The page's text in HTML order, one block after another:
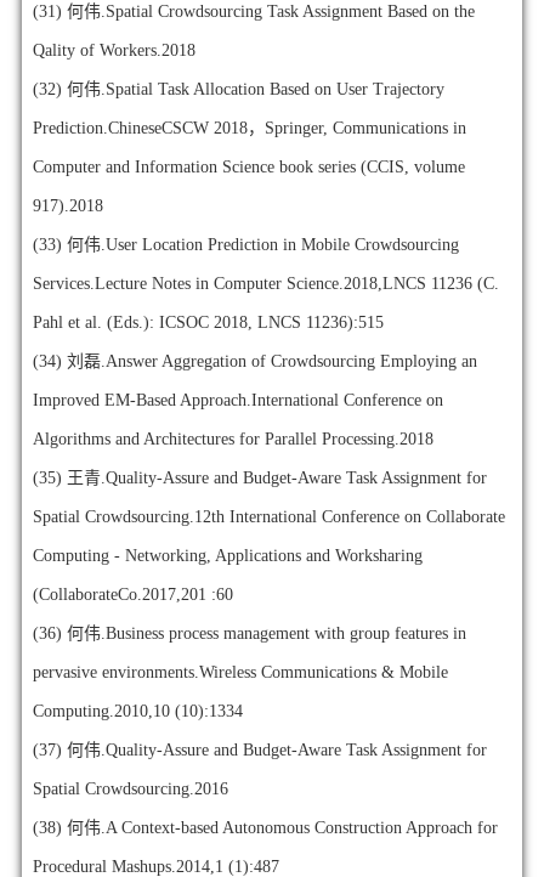
(31) 何伟.Spatial Crowdsourcing Task Assignment Based on the
Qality of Workers.2018
(32) 何伟.Spatial Task Allocation Based on User Trajectory
Prediction.ChineseCSCW 2018，Springer, Communications in
Computer and Information Science book series (CCIS, volume
917).2018
(33) 何伟.User Location Prediction in Mobile Crowdsourcing
Services.Lecture Notes in Computer Science.2018,LNCS 11236 (C.
Pahl et al. (Eds.): ICSOC 2018, LNCS 11236):515
(34) 刘磊.Answer Aggregation of Crowdsourcing Employing an
Improved EM-Based Approach.International Conference on
Algorithms and Architectures for Parallel Processing.2018
(35) 王青.Quality-Assure and Budget-Aware Task Assignment for
Spatial Crowdsourcing.12th International Conference on Collaborate
Computing - Networking, Applications and Worksharing
(CollaborateCo.2017,201 :60
(36) 何伟.Business process management with group features in
pervasive environments.Wireless Communications & Mobile
Computing.2010,10 (10):1334
(37) 何伟.Quality-Assure and Budget-Aware Task Assignment for
Spatial Crowdsourcing.2016
(38) 何伟.A Context-based Autonomous Construction Approach for
Procedural Mashups.2014,1 (1):487